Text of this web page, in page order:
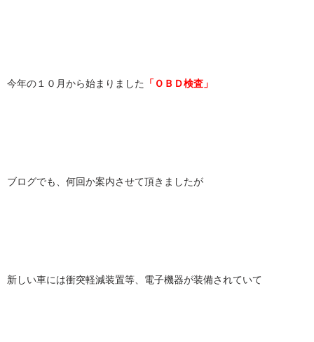
今年の１０月から始まりました 「ＯＢＤ検査」
ブログでも、何回か案内させて頂きましたが
新しい車には衝突軽減装置等、電子機器が装備されていて